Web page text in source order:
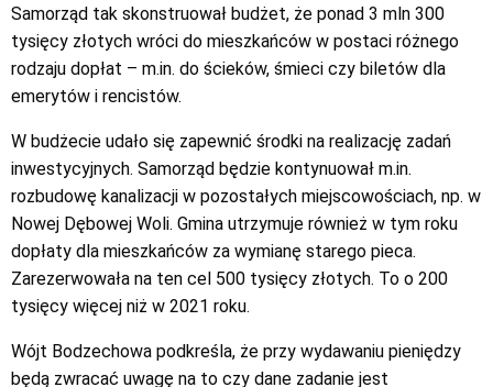
Samorząd tak skonstruował budżet, że ponad 3 mln 300
tysięcy złotych wróci do mieszkańców w postaci różnego
rodzaju dopłat – m.in. do ścieków, śmieci czy biletów dla
emerytów i rencistów.
W budżecie udało się zapewnić środki na realizację zadań
inwestycyjnych. Samorząd będzie kontynuował m.in.
rozbudowę kanalizacji w pozostałych miejscowościach, np. w
Nowej Dębowej Woli. Gmina utrzymuje również w tym roku
dopłaty dla mieszkańców za wymianę starego pieca.
Zarezerwowała na ten cel 500 tysięcy złotych. To o 200
tysięcy więcej niż w 2021 roku.
Wójt Bodzechowa podkreśla, że przy wydawaniu pieniędzy
będą zwracać uwagę na to czy dane zadanie jest